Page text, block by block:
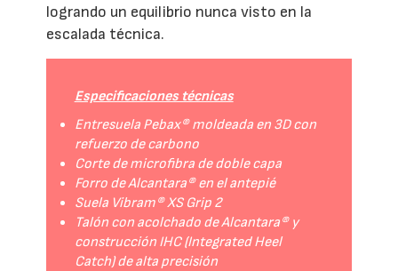
logrando un equilibrio nunca visto en la
escalada técnica.
Especificaciones técnicas
Entresuela Pebax® moldeada en 3D con
refuerzo de carbono
Corte de microfibra de doble capa
Forro de Alcantara® en el antepié
Suela Vibram® XS Grip 2
Talón con acolchado de Alcantara® y
construcción IHC (Integrated Heel
Catch) de alta precisión